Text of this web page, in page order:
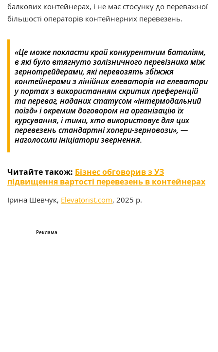
балкових контейнерах, i не має стосунку до переважної
бiльшостi операторiв контейнерних перевезень.
«Це може покласти край конкурентним баталіям,
в якi було втягнуто залiзничного перевiзника мiж
зернотрейдерами, якi перевозять збiжжя
контейнерами з лiнiйних елеваторiв на елеватори
у портах з використанням скритих преференцiй
та переваг, наданих статусом «iнтермодальний
поїзд» і окремим договором на органiзацiю їх
курсування, і тими, хто використовує для цих
перевезень стандартнi хопери-зерновози», —
наголосили ініціатори звернення.
Читайте також: Бізнес обговорив з УЗ
підвищення вартості перевезень в контейнерах
Ірина Шевчук, Elevatorist.com, 2025 р.